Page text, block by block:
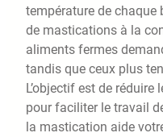
température de chaque
de mastications à la
aliments fermes
tandis que ceux plus
L’objectif est de
pour faciliter le travail
la mastication aide